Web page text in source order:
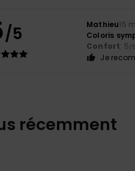
/5 Mathieu15
Coloris
Confort: 5/5
Je
récemment